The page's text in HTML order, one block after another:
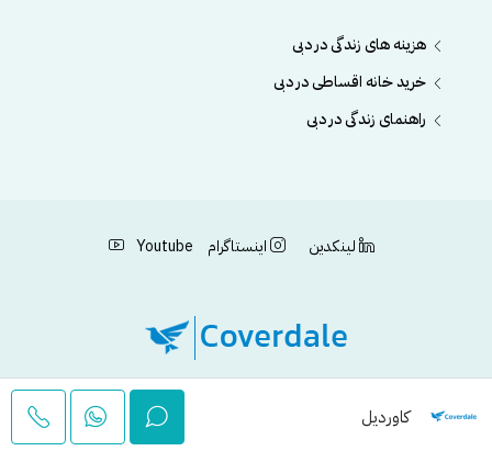
هزینه های زندگی در دبی
خرید خانه اقساطی در دبی
راهنمای زندگی در دبی
لینکدین اینستاگرام Youtube
کاوردیل